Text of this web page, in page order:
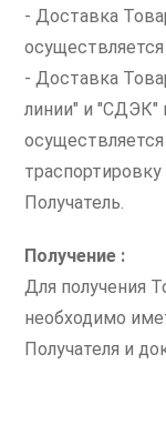
- Доставка
осуществляется
- Доставка
линии" и "СДЭК"
Получатель.
Получение :
Для получения
необходимо
Получателя и